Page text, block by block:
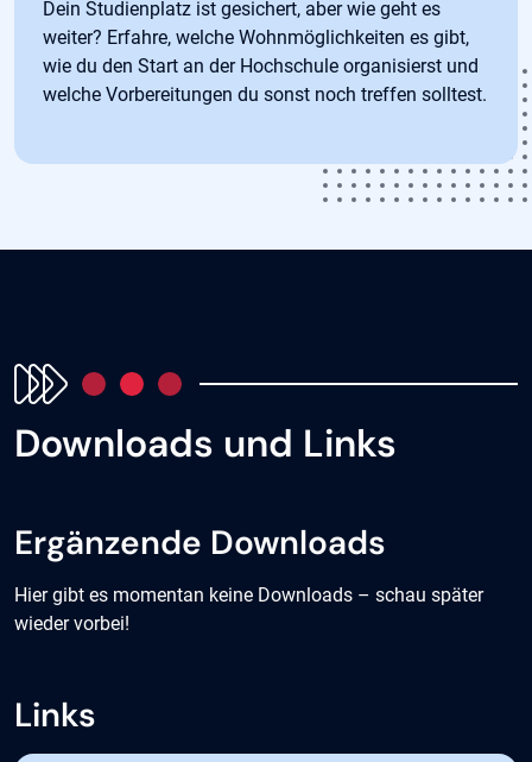
Dein Studienplatz ist gesichert, aber wie geht es
weiter? Erfahre, welche Wohnmöglichkeiten es gibt,
wie du den Start an der Hochschule organisierst und
welche Vorbereitungen du sonst noch treffen solltest.
Downloads und Links
Ergänzende Downloads
Hier gibt es momentan keine Downloads – schau später
wieder vorbei!
Links